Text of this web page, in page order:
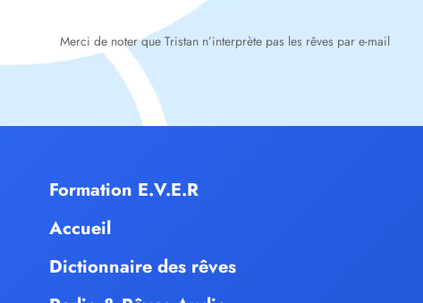
Merci de noter que Tristan n’interprète pas les rêves par e-mail
Formation E.V.E.R
Accueil
Dictionnaire des rêves